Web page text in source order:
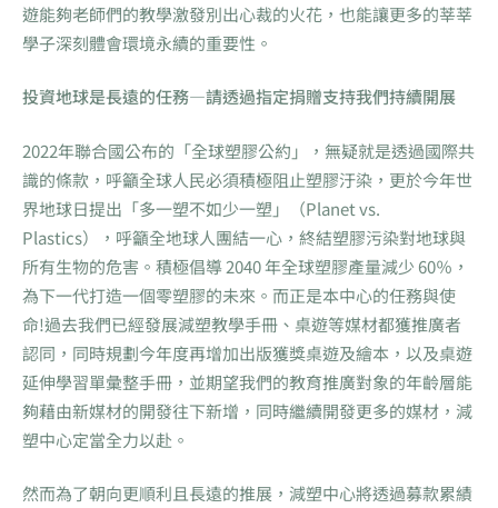
遊能夠老師們的教學激發別出心裁的火花，也能讓更多的莘莘
學子深刻體會環境永續的重要性。
投資地球是長遠的任務—請透過指定捐贈支持我們持續開展
2022年聯合國公布的「全球塑膠公約」，無疑就是透過國際共
識的條款，呼籲全球人民必須積極阻止塑膠汙染，更於今年世
界地球日提出「多一塑不如少一塑」（Planet vs.
Plastics），呼籲全地球人團結一心，終結塑膠污染對地球與
所有生物的危害。積極倡導 2040 年全球塑膠產量減少 60％，
為下一代打造一個零塑膠的未來。而正是本中心的任務與使
命!過去我們已經發展減塑教學手冊、桌遊等媒材都獲推廣者
認同，同時規劃今年度再增加出版獲獎桌遊及繪本，以及桌遊
延伸學習單彙整手冊，並期望我們的教育推廣對象的年齡層能
夠藉由新媒材的開發往下新增，同時繼續開發更多的媒材，減
塑中心定當全力以赴。
然而為了朝向更順利且長遠的推展，減塑中心將透過募款累績